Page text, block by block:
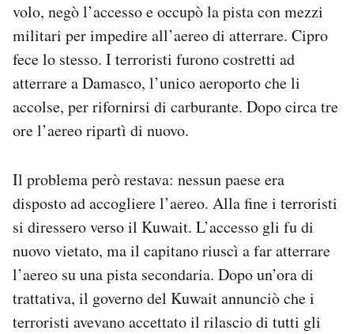
volo, negò l’accesso e occupò la pista con mezzi
militari per impedire all’aereo di atterrare. Cipro
fece lo stesso. I terroristi furono costretti ad
atterrare a Damasco, l’unico aeroporto che li
accolse, per rifornirsi di carburante. Dopo circa tre
ore l’aereo ripartì di nuovo.
Il problema però restava: nessun paese era
disposto ad accogliere l’aereo. Alla fine i terroristi
si diressero verso il Kuwait. L’accesso gli fu di
nuovo vietato, ma il capitano riuscì a far atterrare
l’aereo su una pista secondaria. Dopo un’ora di
trattativa, il governo del Kuwait annunciò che i
terroristi avevano accettato il rilascio di tutti gli